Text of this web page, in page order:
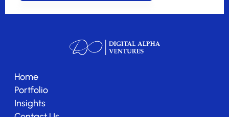
Home
Portfolio
Insights